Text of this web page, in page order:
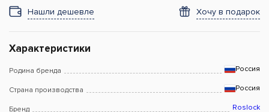
Нашли дешевле Хочу в подарок
Характеристики
Родина бренда Россия
Страна производства Россия
Бренд Roslock